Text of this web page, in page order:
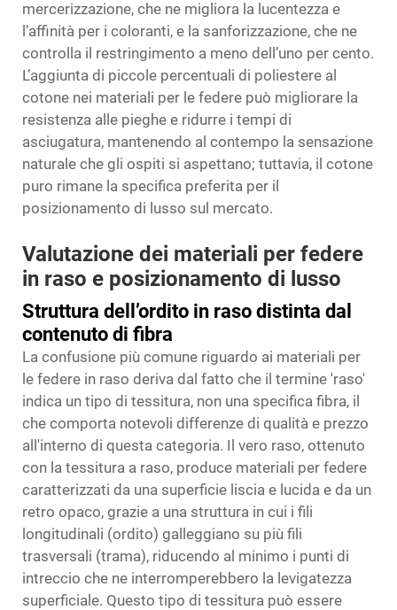
mercerizzazione, che ne migliora la lucentezza e
l’affinità per i coloranti, e la sanforizzazione, che ne
controlla il restringimento a meno dell’uno per cento.
L’aggiunta di piccole percentuali di poliestere al
cotone nei materiali per le federe può migliorare la
resistenza alle pieghe e ridurre i tempi di
asciugatura, mantenendo al contempo la sensazione
naturale che gli ospiti si aspettano; tuttavia, il cotone
puro rimane la specifica preferita per il
posizionamento di lusso sul mercato.
Valutazione dei materiali per federe
in raso e posizionamento di lusso
Struttura dell’ordito in raso distinta dal
contenuto di fibra
La confusione più comune riguardo ai materiali per
le federe in raso deriva dal fatto che il termine 'raso'
indica un tipo di tessitura, non una specifica fibra, il
che comporta notevoli differenze di qualità e prezzo
all'interno di questa categoria. Il vero raso, ottenuto
con la tessitura a raso, produce materiali per federe
caratterizzati da una superficie liscia e lucida e da un
retro opaco, grazie a una struttura in cui i fili
longitudinali (ordito) galleggiano su più fili
trasversali (trama), riducendo al minimo i punti di
intreccio che ne interromperebbero la levigatezza
superficiale. Questo tipo di tessitura può essere